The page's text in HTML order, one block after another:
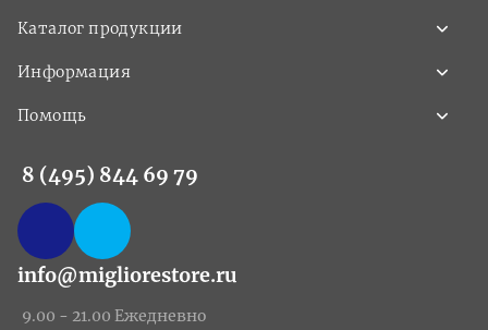
Каталог продукции
Информация
Помощь
8 (495) 844 69 79
info@migliorestore.ru
9.00 - 21.00 Ежедневно